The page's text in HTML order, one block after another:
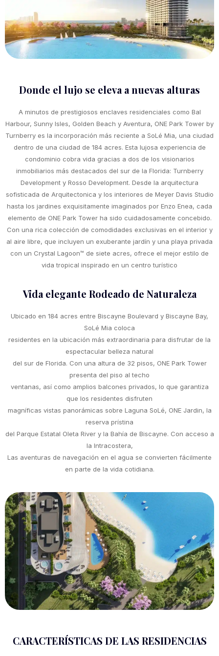
Donde el lujo se eleva a nuevas alturas
A minutos de prestigiosos enclaves residenciales como Bal
Harbour, Sunny Isles, Golden Beach y Aventura, ONE Park Tower by
Turnberry es la incorporación más reciente a SoLé Mia, una ciudad
dentro de una ciudad de 184 acres. Esta lujosa experiencia de
condominio cobra vida gracias a dos de los visionarios
inmobiliarios más destacados del sur de la Florida: Turnberry
Development y Rosso Development. Desde la arquitectura
sofisticada de Arquitectonica y los interiores de Meyer Davis Studio
hasta los jardines exquisitamente imaginados por Enzo Enea, cada
elemento de ONE Park Tower ha sido cuidadosamente concebido.
Con una rica colección de comodidades exclusivas en el interior y
al aire libre, que incluyen un exuberante jardín y una playa privada
con un Crystal Lagoon™ de siete acres, ofrece el mejor estilo de
vida tropical inspirado en un centro turístico
Vida elegante Rodeado de Naturaleza
Ubicado en 184 acres entre Biscayne Boulevard y Biscayne Bay,
SoLé Mia coloca
residentes en la ubicación más extraordinaria para disfrutar de la
espectacular belleza natural
del sur de Florida. Con una altura de 32 pisos, ONE Park Tower
presenta del piso al techo
ventanas, así como amplios balcones privados, lo que garantiza
que los residentes disfruten
magníficas vistas panorámicas sobre Laguna SoLé, ONE Jardin, la
reserva prístina
del Parque Estatal Oleta River y la Bahía de Biscayne. Con acceso a
la Intracostera,
Las aventuras de navegación en el agua se convierten fácilmente
en parte de la vida cotidiana.
CARACTERÍSTICAS DE LAS RESIDENCIAS